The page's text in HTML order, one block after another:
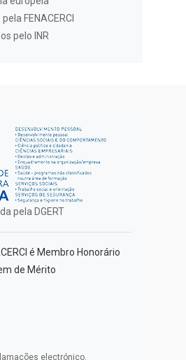
FENACERCI
pelo INR
pela DGERT
é Membro Honorário
de Mérito
electrónico.